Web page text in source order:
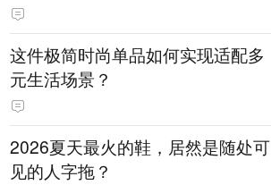
这件极简时尚单品如何实现适配多
元生活场景？
2026夏天最火的鞋，居然是随处可
见的人字拖？